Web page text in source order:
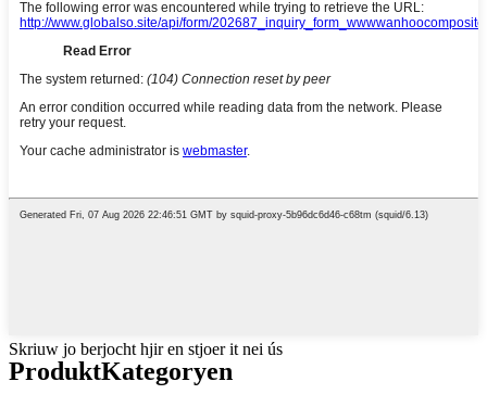
Skriuw jo berjocht hjir en stjoer it nei ús
ProduktKategoryen